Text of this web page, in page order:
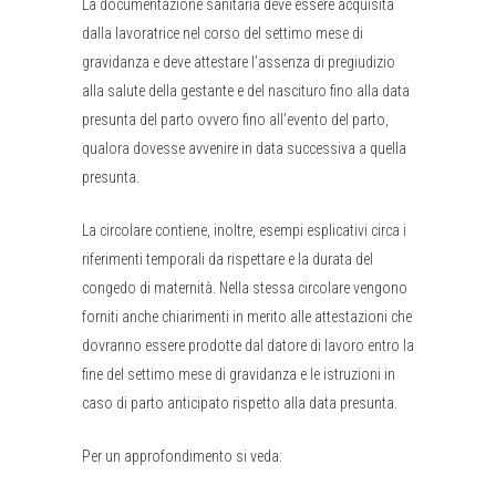
La documentazione sanitaria deve essere acquisita
dalla lavoratrice nel corso del settimo mese di
gravidanza e deve attestare l’assenza di pregiudizio
alla salute della gestante e del nascituro fino alla data
presunta del parto ovvero fino all’evento del parto,
qualora dovesse avvenire in data successiva a quella
presunta.
La circolare contiene, inoltre, esempi esplicativi circa i
riferimenti temporali da rispettare e la durata del
congedo di maternità. Nella stessa circolare vengono
forniti anche chiarimenti in merito alle attestazioni che
dovranno essere prodotte dal datore di lavoro entro la
fine del settimo mese di gravidanza e le istruzioni in
caso di parto anticipato rispetto alla data presunta.
Per un approfondimento si veda: